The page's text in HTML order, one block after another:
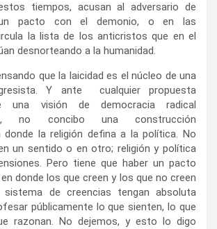
tiempos, acusan al adversario de
pacto con el demonio, o en las
la lista de los anticristos que en el
desnorteando a la humanidad.
que la laicidad es el núcleo de una
Y ante cualquier propuesta
una visión de democracia radical
no concibo una construcción
donde la religión defina a la política. No
un sentido o en otro; religión y política
Pero tiene que haber un pacto
donde los que creen y los que no creen
de creencias tengan absoluta
públicamente lo que sienten, lo que
razonan. No dejemos, y esto lo digo